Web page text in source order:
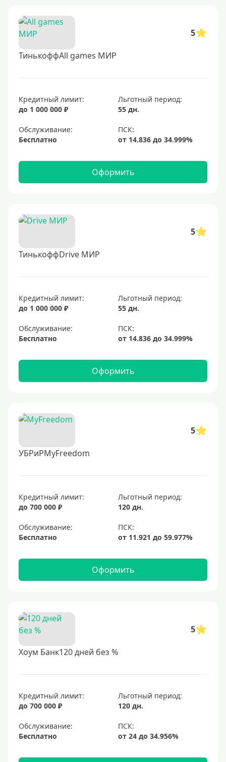
5
ТинькоффAll games МИР
Кредитный лимит:
до 1 000 000 ₽
Льготный период:
55 дн.
Обслуживание:
Бесплатно
Оформить
5
ТинькоффDrive МИР
Кредитный лимит:
до 1 000 000 ₽
Льготный период:
55 дн.
Обслуживание:
Бесплатно
Оформить
5
УБРиРMyFreedom
Кредитный лимит:
до 700 000 ₽
Льготный период:
120 дн.
Обслуживание:
Бесплатно
Оформить
5
Хоум Банк120 дней без %
Кредитный лимит:
до 700 000 ₽
Льготный период:
120 дн.
Обслуживание:
Бесплатно